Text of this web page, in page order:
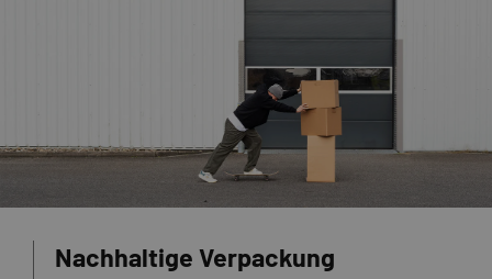
Nachhaltige Verpackung